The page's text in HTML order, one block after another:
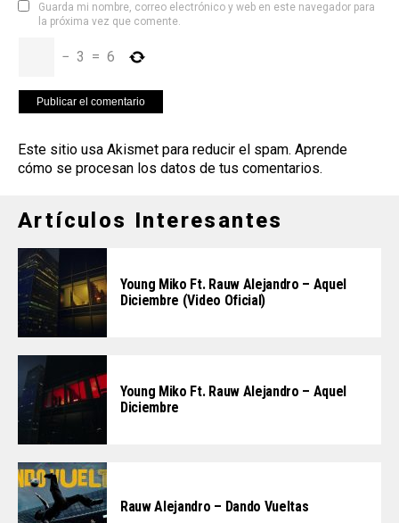
Guarda mi nombre, correo electrónico y web en este navegador para
la próxima vez que comente.
− 3 = 6
Este sitio usa Akismet para reducir el spam. Aprende
cómo se procesan los datos de tus comentarios.
Artículos Interesantes
Young Miko Ft. Rauw Alejandro – Aquel
Diciembre (Video Oficial)
Young Miko Ft. Rauw Alejandro – Aquel
Diciembre
Rauw Alejandro – Dando Vueltas